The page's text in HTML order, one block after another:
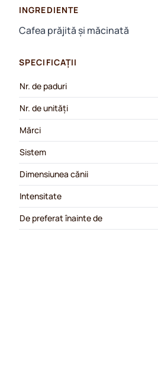
INGREDIENTE
Cafea prăjită și măcinată
SPECIFICAȚII
Nr. de paduri
Nr. de unități
Mărci
Sistem
Dimensiunea cănii
Intensitate
De preferat înainte de